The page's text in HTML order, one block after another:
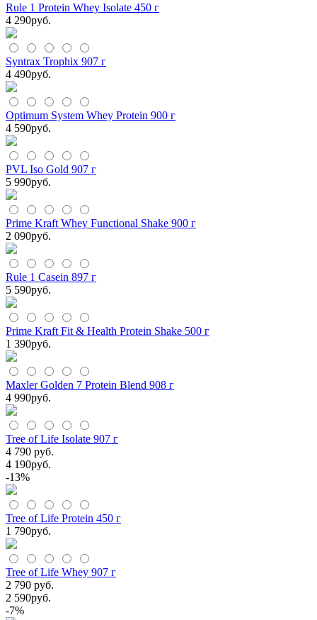
Rule 1 Protein Whey Isolate 450 г
4 290руб.
Syntrax Trophix 907 г
4 490руб.
Optimum System Whey Protein 900 г
4 590руб.
PVL Iso Gold 907 г
5 990руб.
Prime Kraft Whey Functional Shake 900 г
2 090руб.
Rule 1 Casein 897 г
5 590руб.
Prime Kraft Fit & Health Protein Shake 500 г
1 390руб.
Maxler Golden 7 Protein Blend 908 г
4 990руб.
Tree of Life Isolate 907 г
4 790 руб.
4 190руб.
-13%
Tree of Life Protein 450 г
1 790руб.
Tree of Life Whey 907 г
2 790 руб.
2 590руб.
-7%